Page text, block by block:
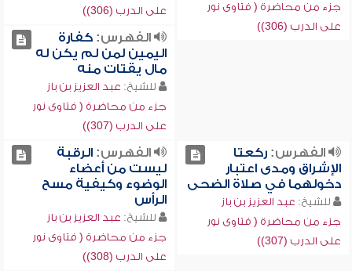
جزء من محاضرة ( فتاوى نور
على الدرب (306))
على الدرب (306))
الفهرس:كفارة
اليمين لمن لم يكن له
مال يقتات منه
للشيخ: عبد العزيز بن باز
جزء من محاضرة ( فتاوى نور
على الدرب (307))
الفهرس:ركعتا
الإشراق ومدى اعتبار
دخولهما في صلاة الضحى
للشيخ: عبد العزيز بن باز
جزء من محاضرة ( فتاوى نور
على الدرب (307))
الفهرس:الرقبة
ليست من أعضاء
الوضوء وكيفية مسح
الرأس
للشيخ: عبد العزيز بن باز
جزء من محاضرة ( فتاوى نور
على الدرب (308))